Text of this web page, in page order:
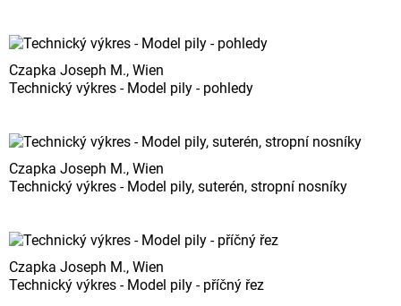
Czapka Joseph M., Wien
Technický výkres - Model pily - pohledy
Czapka Joseph M., Wien
Technický výkres - Model pily, suterén, stropní nosníky
Czapka Joseph M., Wien
Technický výkres - Model pily - příčný řez